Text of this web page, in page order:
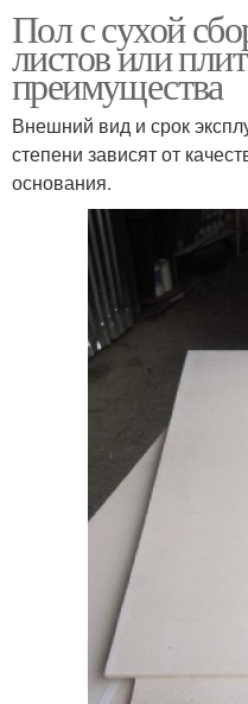
Пол с сухой
листов или
преимущества
Внешний вид и срок
степени зависят от
основания.